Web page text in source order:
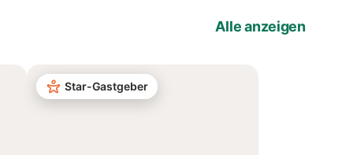
Alle anzeigen
Star-Gastgeber